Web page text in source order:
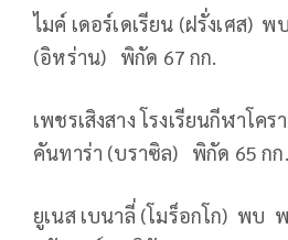
ไมค์ เดอร์เดเรียน (ฝรั่งเศส)
(อิหร่าน) พิกัด 67 กก.
เพชรเสิงสาง โรงเรียนกีฬาโค
คันทาร่า (บราซิล) พิกัด 65 กก.
ยูเนส เบนาลี่ (โมร็อกโก) พบ